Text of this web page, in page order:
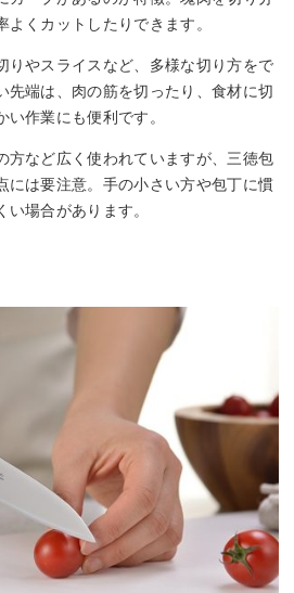
くカットしたりできます。
りやスライスなど、多様な切り方をで
先端は、肉の筋を切ったり、食材に切
い作業にも便利です。
方など広く使われていますが、三徳包
には要注意。手の小さい方や包丁に慣
場合があります。